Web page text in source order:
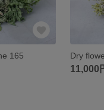
165 Dry
11,000